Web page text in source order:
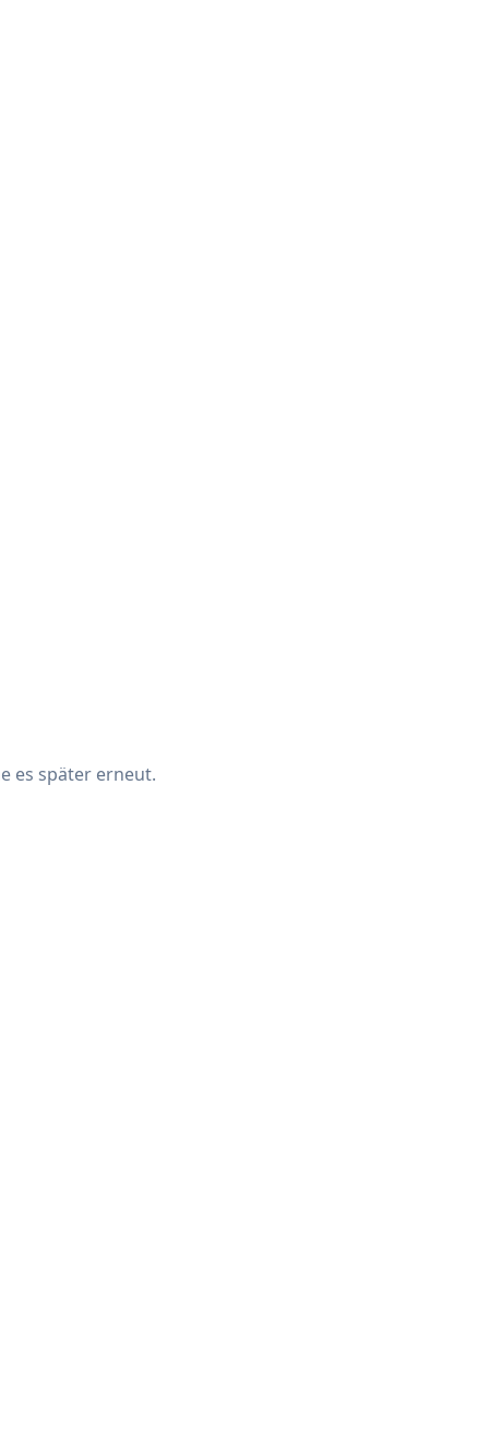
es später erneut.